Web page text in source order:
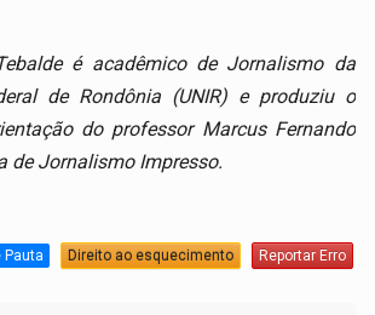
é acadêmico de Jornalismo da
de Rondônia (UNIR) e produziu o
do professor Marcus Fernando
de Jornalismo Impresso.
Pauta Direito ao esquecimento Reportar Erro